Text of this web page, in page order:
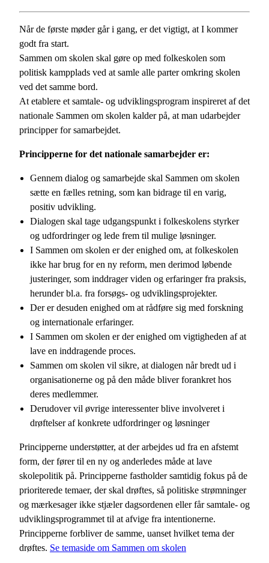
Når de første møder går i gang, er det vigtigt, at I kommer
godt fra start.
Sammen om skolen skal gøre op med folkeskolen som
politisk kampplads ved at samle alle parter omkring skolen
ved det samme bord.
At etablere et samtale- og udviklingsprogram inspireret af det
nationale Sammen om skolen kalder på, at man udarbejder
principper for samarbejdet.
Principperne for det nationale samarbejder er:
Gennem dialog og samarbejde skal Sammen om skolen
sætte en fælles retning, som kan bidrage til en varig,
positiv udvikling.
Dialogen skal tage udgangspunkt i folkeskolens styrker
og udfordringer og lede frem til mulige løsninger.
I Sammen om skolen er der enighed om, at folkeskolen
ikke har brug for en ny reform, men derimod løbende
justeringer, som inddrager viden og erfaringer fra praksis,
herunder bl.a. fra forsøgs- og udviklingsprojekter.
Der er desuden enighed om at rådføre sig med forskning
og internationale erfaringer.
I Sammen om skolen er der enighed om vigtigheden af at
lave en inddragende proces.
Sammen om skolen vil sikre, at dialogen når bredt ud i
organisationerne og på den måde bliver forankret hos
deres medlemmer.
Derudover vil øvrige interessenter blive involveret i
drøftelser af konkrete udfordringer og løsninger
Principperne understøtter, at der arbejdes ud fra en afstemt
form, der fører til en ny og anderledes måde at lave
skolepolitik på. Principperne fastholder samtidig fokus på de
prioriterede temaer, der skal drøftes, så politiske strømninger
og mærkesager ikke stjæler dagsordenen eller får samtale- og
udviklingsprogrammet til at afvige fra intentionerne.
Principperne forbliver de samme, uanset hvilket tema der
drøftes. Se temaside om Sammen om skolen